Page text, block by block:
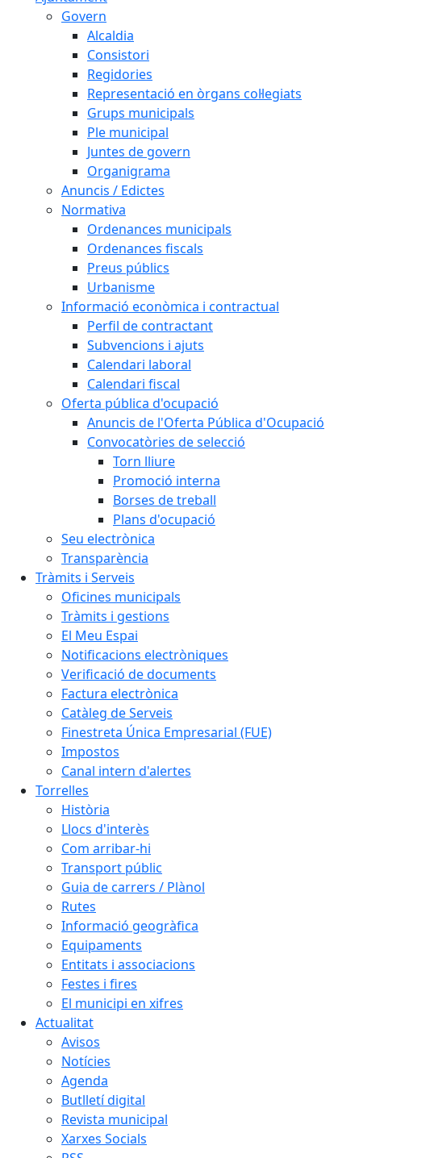
Govern
Alcaldia
Consistori
Regidories
Representació en òrgans col·legiats
Grups municipals
Ple municipal
Juntes de govern
Organigrama
Anuncis / Edictes
Normativa
Ordenances municipals
Ordenances fiscals
Preus públics
Urbanisme
Informació econòmica i contractual
Perfil de contractant
Subvencions i ajuts
Calendari laboral
Calendari fiscal
Oferta pública d'ocupació
Anuncis de l'Oferta Pública d'Ocupació
Convocatòries de selecció
Torn lliure
Promoció interna
Borses de treball
Plans d'ocupació
Seu electrònica
Transparència
Tràmits i Serveis
Oficines municipals
Tràmits i gestions
El Meu Espai
Notificacions electròniques
Verificació de documents
Factura electrònica
Catàleg de Serveis
Finestreta Única Empresarial (FUE)
Impostos
Canal intern d'alertes
Torrelles
Història
Llocs d'interès
Com arribar-hi
Transport públic
Guia de carrers / Plànol
Rutes
Informació geogràfica
Equipaments
Entitats i associacions
Festes i fires
El municipi en xifres
Actualitat
Avisos
Notícies
Agenda
Butlletí digital
Revista municipal
Xarxes Socials